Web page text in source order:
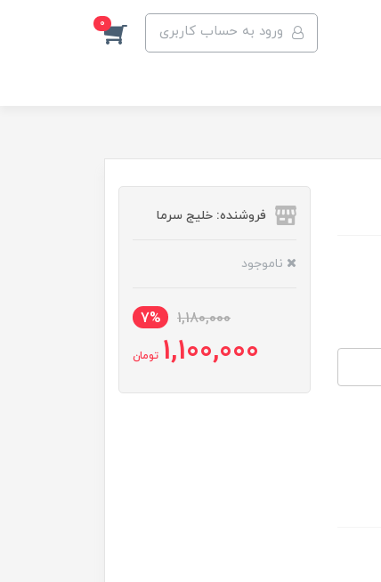
ورود به حساب کاربری 0
فروشنده: خلیج سرما
ناموجود
1,180,000
7%
1,100,000 تومان